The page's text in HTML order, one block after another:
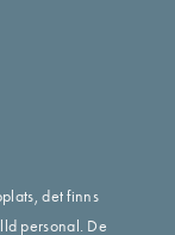
det finns
personal. De